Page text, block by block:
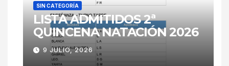
SIN CATEGORÍA
LISTA ADMITIDOS 2ª
QUINCENA NATACIÓN 2026
9 JULIO, 2026